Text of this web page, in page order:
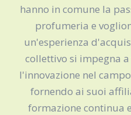
hanno in comune la
profumeria e
un'esperienza
collettivo si impegna
l'innovazione nel
fornendo ai suoi
formazione continua